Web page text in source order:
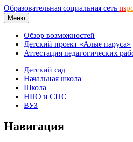
Образовательная социальная сеть ns
Меню
Обзор возможностей
Детский проект «Алые паруса»
Аттестация педагогических
Детский сад
Начальная школа
Школа
НПО и СПО
ВУЗ
Навигация